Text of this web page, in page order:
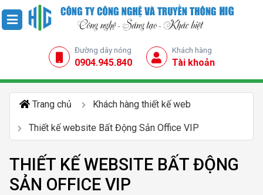
Đường dây nóng
0904.945.840
Khách hàng
Tài khoản
Trang chủ Khách hàng thiết kế web
Thiết kế website Bất Động Sản Office VIP
THIẾT KẾ WEBSITE BẤT ĐỘNG
SẢN OFFICE VIP